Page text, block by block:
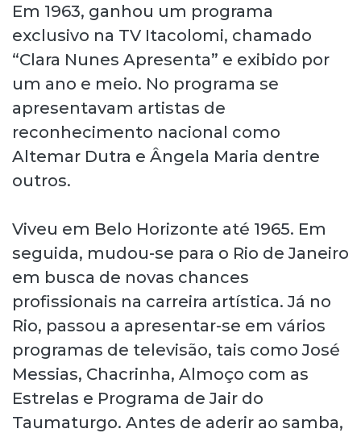
Em 1963, ganhou um programa
exclusivo na TV Itacolomi, chamado
“Clara Nunes Apresenta” e exibido por
um ano e meio. No programa se
apresentavam artistas de
reconhecimento nacional como
Altemar Dutra e Ângela Maria dentre
outros.
Viveu em Belo Horizonte até 1965. Em
seguida, mudou-se para o Rio de Janeiro
em busca de novas chances
profissionais na carreira artística. Já no
Rio, passou a apresentar-se em vários
programas de televisão, tais como José
Messias, Chacrinha, Almoço com as
Estrelas e Programa de Jair do
Taumaturgo. Antes de aderir ao samba,